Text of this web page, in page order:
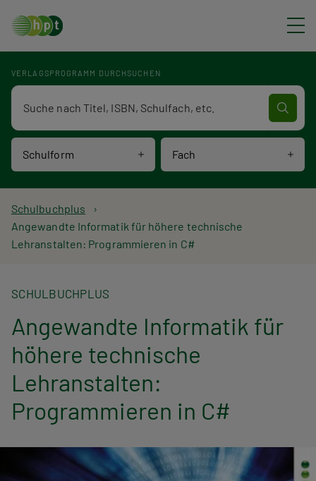
VERLAGSPROGRAMM DURCHSUCHEN
Schulform Fach
Verlagsprogramm Volltextsuche
P
f
d
n
a
v
i
g
Schulbuchplus
Angewandte Informatik für höhere technische
Lehranstalten: Programmieren in C#
SCHULBUCHPLUS
Angewandte Informatik für
höhere technische
Lehranstalten:
Programmieren in C#